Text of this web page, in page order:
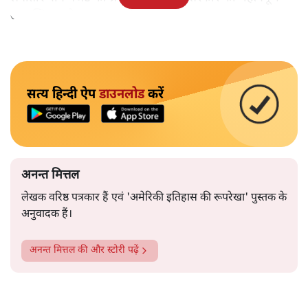
उपलब्धि बताने पर मजबूर होना पड़ा।
सत्य हिन्दी ऐपडाउनलोडकरें
अनन्त मित्तल
लेखक वरिष्ठ पत्रकार हैं एवं 'अमेरिकी इतिहास की रूपरेखा' पुस्तक के
अनुवादक हैं।
अनन्त मित्तलकी और स्टोरी पढ़ें